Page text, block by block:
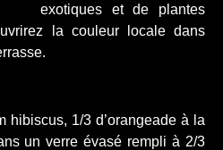
exotiques et de plantes
la couleur locale dans
hibiscus, 1/3 d’orangeade à la
un verre évasé rempli à 2/3